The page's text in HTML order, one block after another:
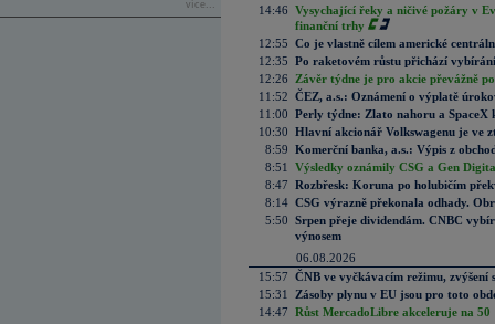
více...
14:46 Vysychající řeky a ničivé požáry v
finanční trhy
12:55 Co je vlastně cílem americké
12:35 Po raketovém růstu přichází
12:26
Závěr týdne je pro akcie převážně
11:52 ČEZ, a.s.: Oznámení o výplatě
11:00 Perly týdne: Zlato nahoru a SpaceX
10:30 Hlavní akcionář Volkswagenu je ve
8:59 Komerční banka, a.s.: Výpis z
8:51
Výsledky oznámily CSG a Gen
8:47 Rozbřesk: Koruna po holubičím
8:14 CSG výrazně překonala odhady.
5:50 Srpen přeje dividendám. CNBC
výnosem
06.08.2026
15:57 ČNB ve vyčkávacím režimu, zvýšení
15:31
Zásoby plynu v EU jsou pro toto
14:47 Růst MercadoLibre akceleruje na